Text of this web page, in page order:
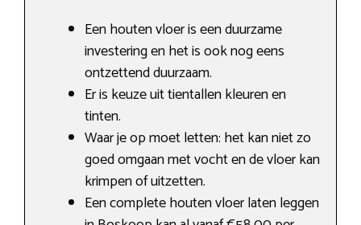
Een houten vloer is een duurzame
investering en het is ook nog eens
ontzettend duurzaam.
Er is keuze uit tientallen kleuren en
tinten.
Waar je op moet letten: het kan niet zo
goed omgaan met vocht en de vloer kan
krimpen of uitzetten.
Een complete houten vloer laten leggen